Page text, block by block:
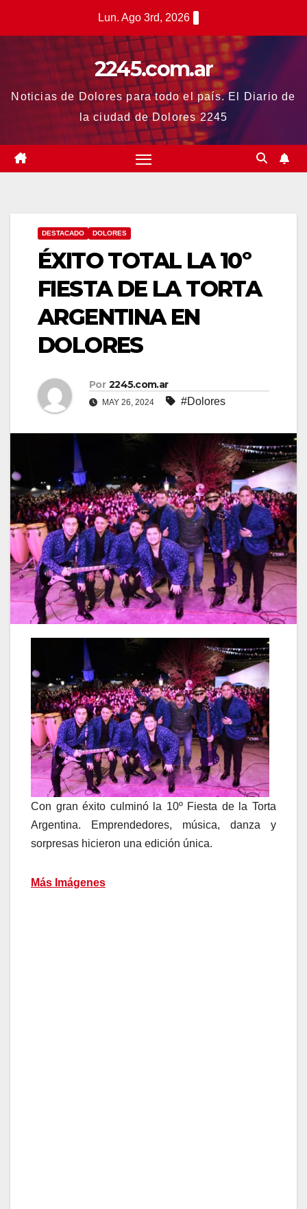
Lun. Ago 3rd, 2026
2245.com.ar
Noticias de Dolores para todo el país. El Diario de
la ciudad de Dolores 2245
DESTACADO DOLORES
ÉXITO TOTAL LA 10º
FIESTA DE LA TORTA
ARGENTINA EN
DOLORES
Por 2245.com.ar
MAY 26, 2024 #Dolores
Con gran éxito culminó la 10º Fiesta de la Torta
Argentina. Emprendedores, música, danza y
sorpresas hicieron una edición única.
Más Imágenes